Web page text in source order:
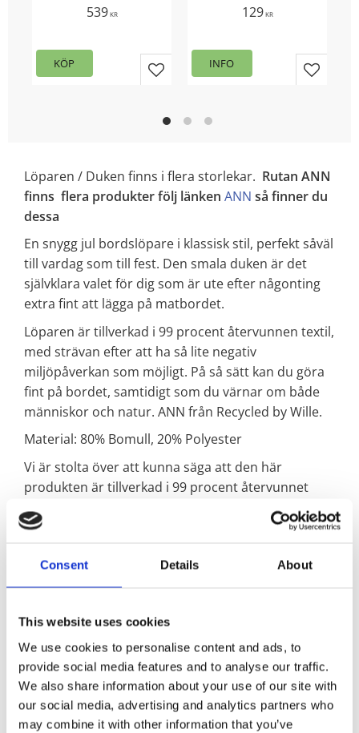
Consent Details About
This website uses cookies
We use cookies to personalise content and ads, to
provide social media features and to analyse our traffic.
We also share information about your use of our site with
our social media, advertising and analytics partners who
may combine it with other information that you’ve
Vävt tyg med
Multiband upptill.
Fållade sidor,
overlock nedtill.
539KR
Lägg till i favoriter
KÖP
material. Vävd
klassiska rutor
129KR
Lägg
INFO
Löparen / Duken finns i flera storlekar. Rutan ANN
finns flera produkter följ länken ANN så finner du
dessa
En snygg jul bordslöpare i klassisk stil, perfekt såväl
till vardag som till fest. Den smala duken är det
självklara valet för dig som är ute efter någonting
extra fint att lägga på matbordet.
Löparen är tillverkad i 99 procent återvunnen textil,
med strävan efter att ha så lite negativ
miljöpåverkan som möjligt. På så sätt kan du göra
fint på bordet, samtidigt som du värnar om både
människor och natur. ANN från Recycled by Wille.
Material: 80% Bomull, 20% Polyester
Vi är stolta över att kunna säga att den här
produkten är tillverkad i 99 procent återvunnet
material; en blandning av 80% återvunnen bomull
och 20% återvunnen polyester – rester av tyger
typen av klimatsmart textilåtervinning innebär att
vi samlar in, sorterar och tar vara på andras
textilavfall. Det är en enorm besparing på jordens
begränsade resurser.
Att återanvända material i den här omfattningen är
hållbart och klimatsmart i dess rätta bemärkelse.
Genom att handla cirkulärt och välja produkter
som tillverkats med återvunnet material gör du